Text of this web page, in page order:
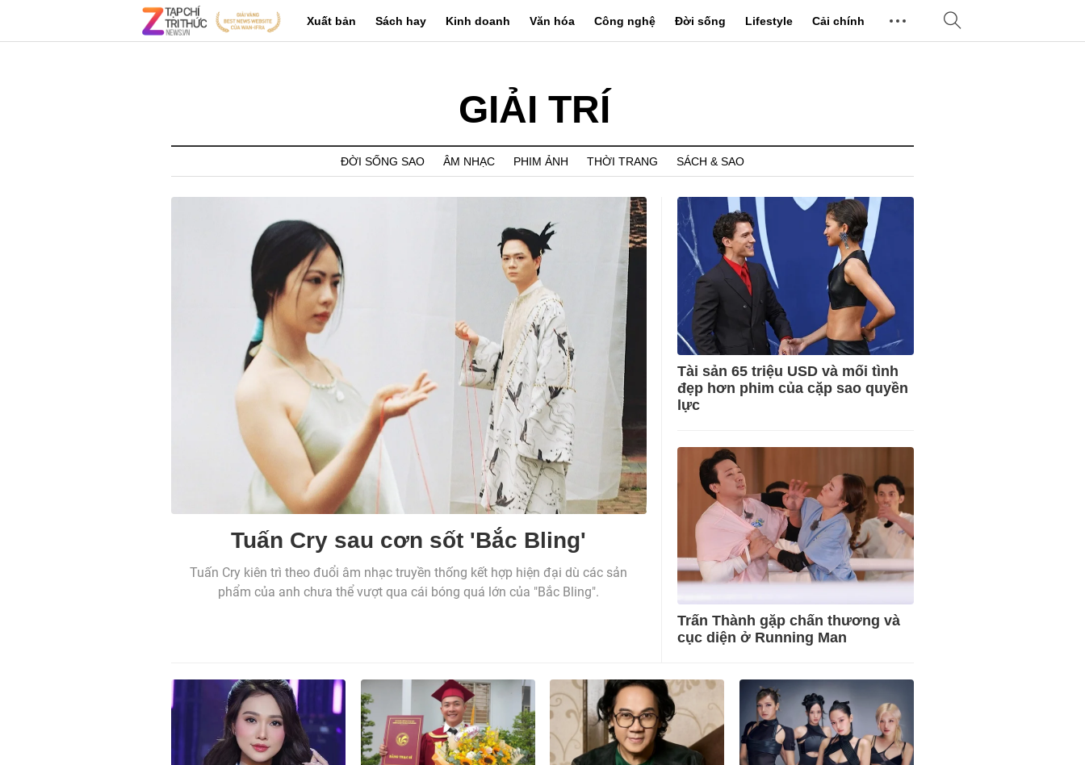
Xuất bản Sách hay Kinh doanh Văn hóa Công nghệ Đời sống Lifestyle Cải chính
GIẢI TRÍ
ĐỜI SỐNG SAO ÂM NHẠC PHIM ẢNH THỜI TRANG SÁCH & SAO
Tuấn Cry sau cơn sốt 'Bắc Bling'
Tuấn Cry kiên trì theo đuổi âm nhạc truyền thống kết hợp hiện đại dù các sản
phẩm của anh chưa thể vượt qua cái bóng quá lớn của "Bắc Bling".
Tài sản 65 triệu USD và mối tình
đẹp hơn phim của cặp sao quyền
lực
Trấn Thành gặp chấn thương và
cục diện ở Running Man